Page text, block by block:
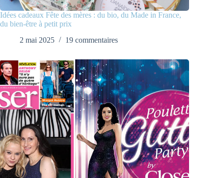
Idées cadeaux Fête des mères : du bio, du Made in France,
du bien-être à petit prix
2 mai 2025
19 commentaires